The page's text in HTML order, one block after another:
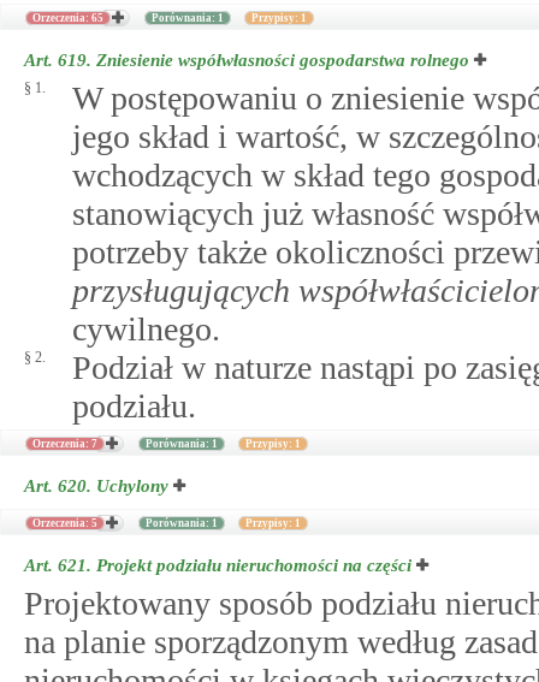
Orzeczenia: 65 Porównania: 1 Przypisy: 1
Art. 619. Zniesienie współwłasności gospodarstwa rolnego
§ 1.
W postępowaniu o zniesienie
jego skład i wartość, w
wchodzących w skład tego
stanowiących już własność
potrzeby także okoliczności
przysługujących
cywilnego.
§ 2.
Podział w naturze nastąpi po
podziału.
Orzeczenia: 7 Porównania: 1 Przypisy: 1
Art. 620. Uchylony
Orzeczenia: 5 Porównania: 1 Przypisy: 1
Art. 621. Projekt podziału nieruchomości na części
Projektowany sposób podziału
na planie sporządzonym według